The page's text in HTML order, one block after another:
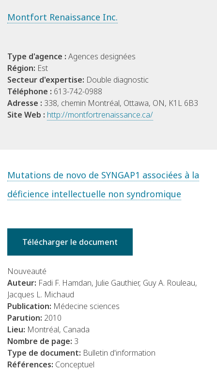
Montfort Renaissance Inc.
Type d'agence : Agences designées
Région: Est
Secteur d'expertise: Double diagnostic
Téléphone : 613-742-0988
Adresse : 338, chemin Montréal, Ottawa, ON, K1L 6B3
Site Web : http://montfortrenaissance.ca/
Mutations de novo de SYNGAP1 associées à la
déficience intellectuelle non syndromique
Télécharger le document
Nouveauté
Auteur: Fadi F. Hamdan, Julie Gauthier, Guy A. Rouleau,
Jacques L. Michaud
Publication: Médecine sciences
Parution: 2010
Lieu: Montréal, Canada
Nombre de page: 3
Type de document: Bulletin d'information
Références: Conceptuel